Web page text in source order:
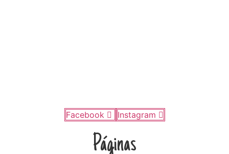
Facebook Instagram
Páginas